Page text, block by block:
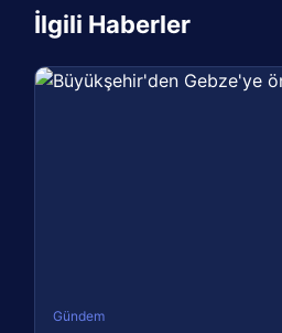
İlgili Haberler
Gündem